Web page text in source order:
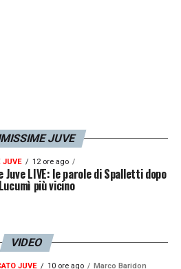
JUVE
JUVE 12 ore ago
Juve LIVE: le parole di Spalletti dopo
più vicino
VIDEO
JUVE 10 ore ago Marco Baridon